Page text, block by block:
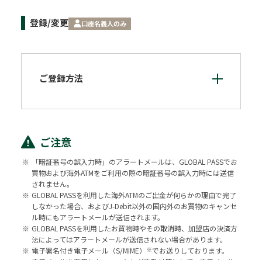
登録/変更 口座名義人のみ
ご登録方法
ご注意
※
「暗証番号の誤入力時」のアラートメールは、GLOBAL PASSでお
買物および海外ATMをご利用の際の暗証番号の誤入力時には送信
されません。
※ GLOBAL PASSを利用した海外ATMのご出金が何らかの理由で完了
しなかった場合、およびJ-Debit以外の国内外のお買物のキャンセ
ル時にもアラートメールが送信されます。
※ GLOBAL PASSを利用したお買物時やその取消時、加盟店の決済方
法によってはアラートメールが送信されない場合があります。
※ 電子署名付き電子メール（S/MIME） ※でお送りしております。